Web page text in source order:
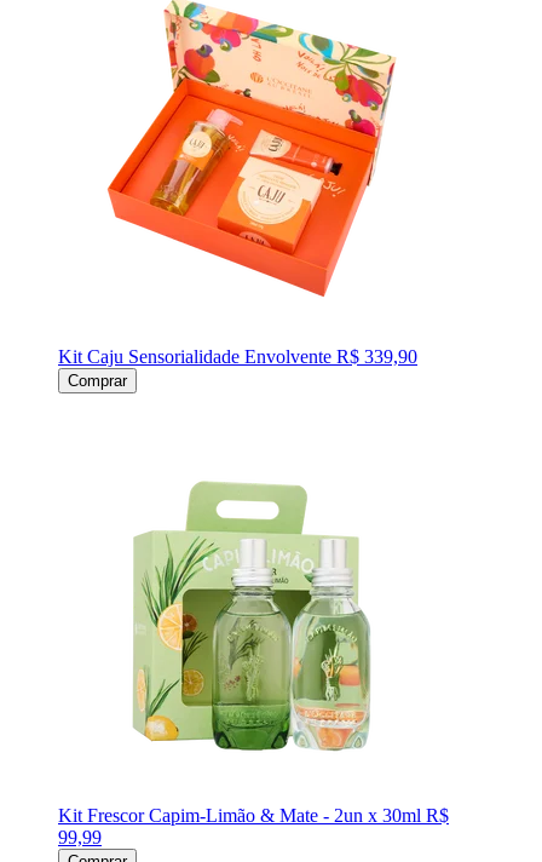
Kit Caju Sensorialidade Envolvente R$ 339,90
Comprar
Kit Frescor Capim-Limão & Mate - 2un x 30ml R$
99,99